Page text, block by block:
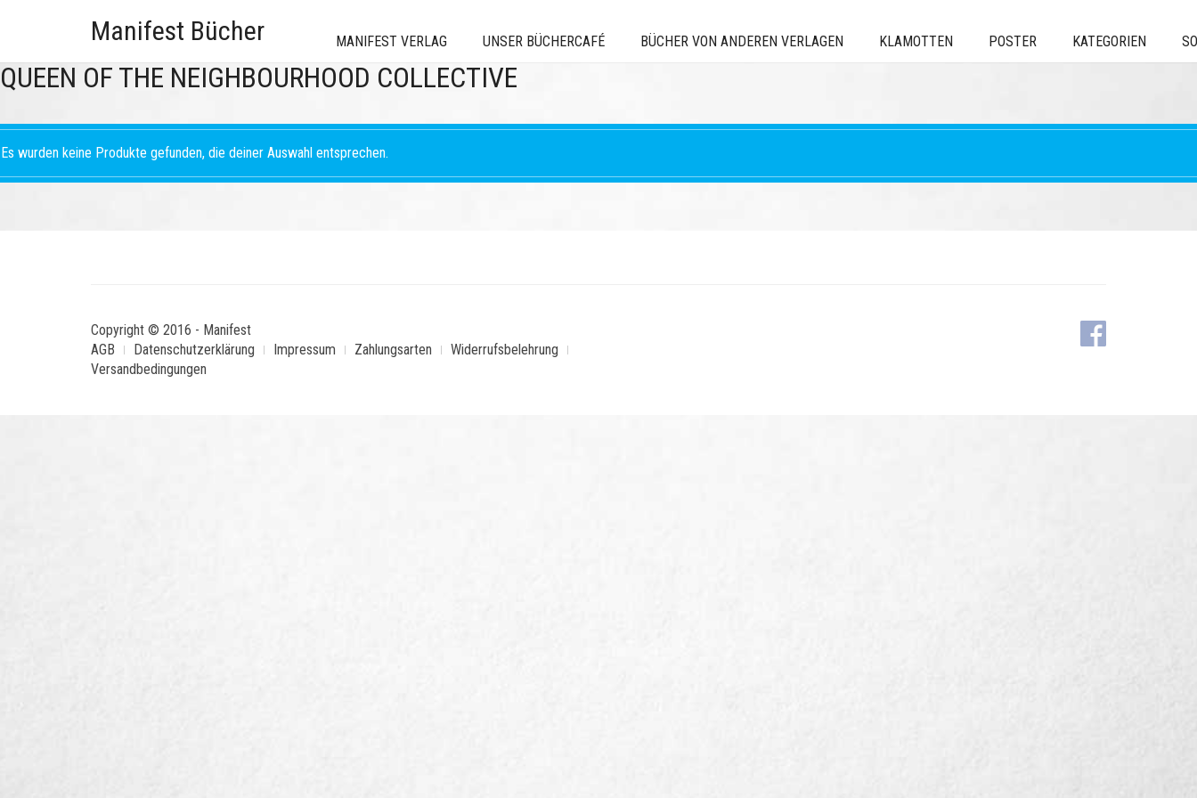
Manifest Bücher MANIFEST VERLAG UNSER BÜCHERCAFÉ BÜCHER VON ANDEREN VERLAGEN KLAMOTTEN POSTER KATEGORIEN
QUEEN OF THE NEIGHBOURHOOD COLLECTIVE
Es wurden keine Produkte gefunden, die deiner Auswahl entsprechen.
Copyright © 2016 - Manifest
AGB
Datenschutzerklärung Impressum Zahlungsarten
Widerrufsbelehrung
Versandbedingungen